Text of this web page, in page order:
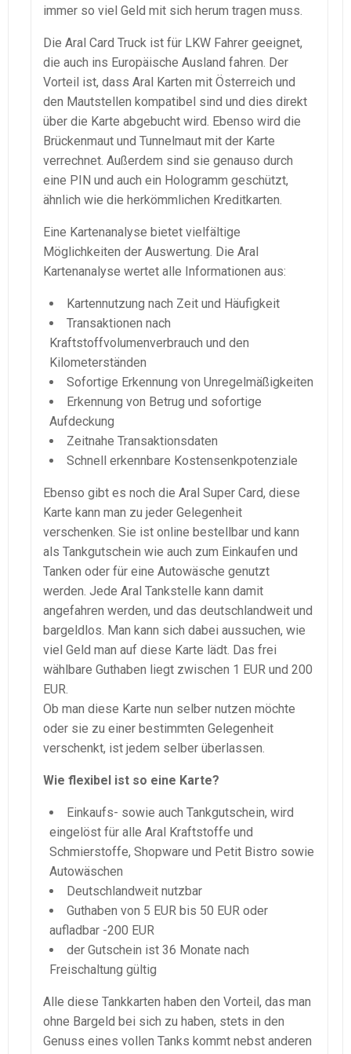
immer so viel Geld mit sich herum tragen muss.
Die Aral Card Truck ist für LKW Fahrer geeignet,
die auch ins Europäische Ausland fahren. Der
Vorteil ist, dass Aral Karten mit Österreich und
den Mautstellen kompatibel sind und dies direkt
über die Karte abgebucht wird. Ebenso wird die
Brückenmaut und Tunnelmaut mit der Karte
verrechnet. Außerdem sind sie genauso durch
eine PIN und auch ein Hologramm geschützt,
ähnlich wie die herkömmlichen Kreditkarten.
Eine Kartenanalyse bietet vielfältige
Möglichkeiten der Auswertung. Die Aral
Kartenanalyse wertet alle Informationen aus:
Kartennutzung nach Zeit und Häufigkeit
Transaktionen nach
Kraftstoffvolumenverbrauch und den
Kilometerständen
Sofortige Erkennung von Unregelmäßigkeiten
Erkennung von Betrug und sofortige
Aufdeckung
Zeitnahe Transaktionsdaten
Schnell erkennbare Kostensenkpotenziale
Ebenso gibt es noch die Aral Super Card, diese
Karte kann man zu jeder Gelegenheit
verschenken. Sie ist online bestellbar und kann
als Tankgutschein wie auch zum Einkaufen und
Tanken oder für eine Autowäsche genutzt
werden. Jede Aral Tankstelle kann damit
angefahren werden, und das deutschlandweit und
bargeldlos. Man kann sich dabei aussuchen, wie
viel Geld man auf diese Karte lädt. Das frei
wählbare Guthaben liegt zwischen 1 EUR und 200
EUR.
Ob man diese Karte nun selber nutzen möchte
oder sie zu einer bestimmten Gelegenheit
verschenkt, ist jedem selber überlassen.
Wie flexibel ist so eine Karte?
Einkaufs- sowie auch Tankgutschein, wird
eingelöst für alle Aral Kraftstoffe und
Schmierstoffe, Shopware und Petit Bistro sowie
Autowäschen
Deutschlandweit nutzbar
Guthaben von 5 EUR bis 50 EUR oder
aufladbar -200 EUR
der Gutschein ist 36 Monate nach
Freischaltung gültig
Alle diese Tankkarten haben den Vorteil, das man
ohne Bargeld bei sich zu haben, stets in den
Genuss eines vollen Tanks kommt nebst anderen